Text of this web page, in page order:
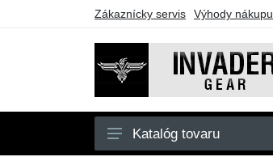
Zákaznícky servis Výhody nákupu
Katalóg tovaru